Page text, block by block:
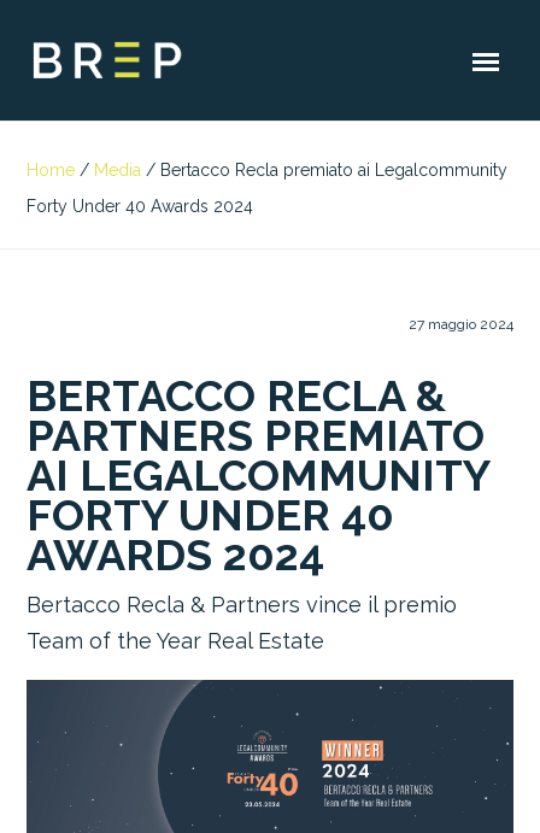
Home / Media / Bertacco Recla premiato ai Legalcommunity
Forty Under 40 Awards 2024
27 maggio 2024
BERTACCO RECLA &
PARTNERS PREMIATO
AI LEGALCOMMUNITY
FORTY UNDER 40
AWARDS 2024
Bertacco Recla & Partners vince il premio
Team of the Year Real Estate